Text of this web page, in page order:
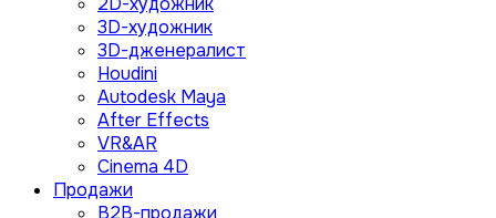
3D-художник
3D-дженералист
Houdini
Autodesk Maya
After Effects
VR&AR
Cinema 4D
Продажи
B2B-продажи